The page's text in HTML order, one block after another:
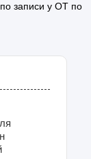
записи у ОТ по